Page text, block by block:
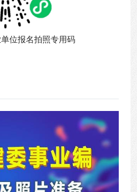
位报名拍照专用码